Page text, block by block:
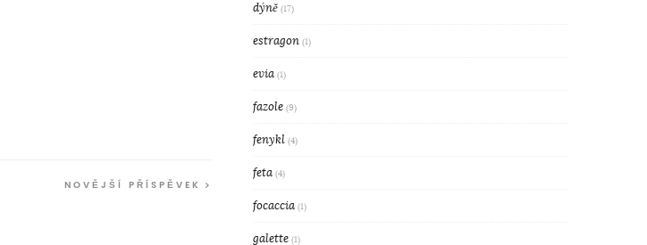
NOVĚJŠÍ PŘÍSPĚVEK
dýně (17)
estragon (1)
evia (1)
fazole (9)
fenykl (4)
feta (4)
focaccia (1)
galette (1)